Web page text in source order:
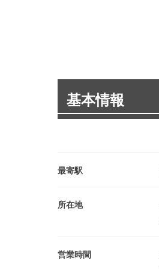
基本情報
最寄駅
所在地
営業時間